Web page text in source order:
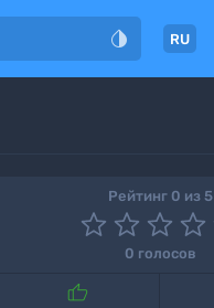
 RU
Рейтинг 0 из 5
0 голосов
